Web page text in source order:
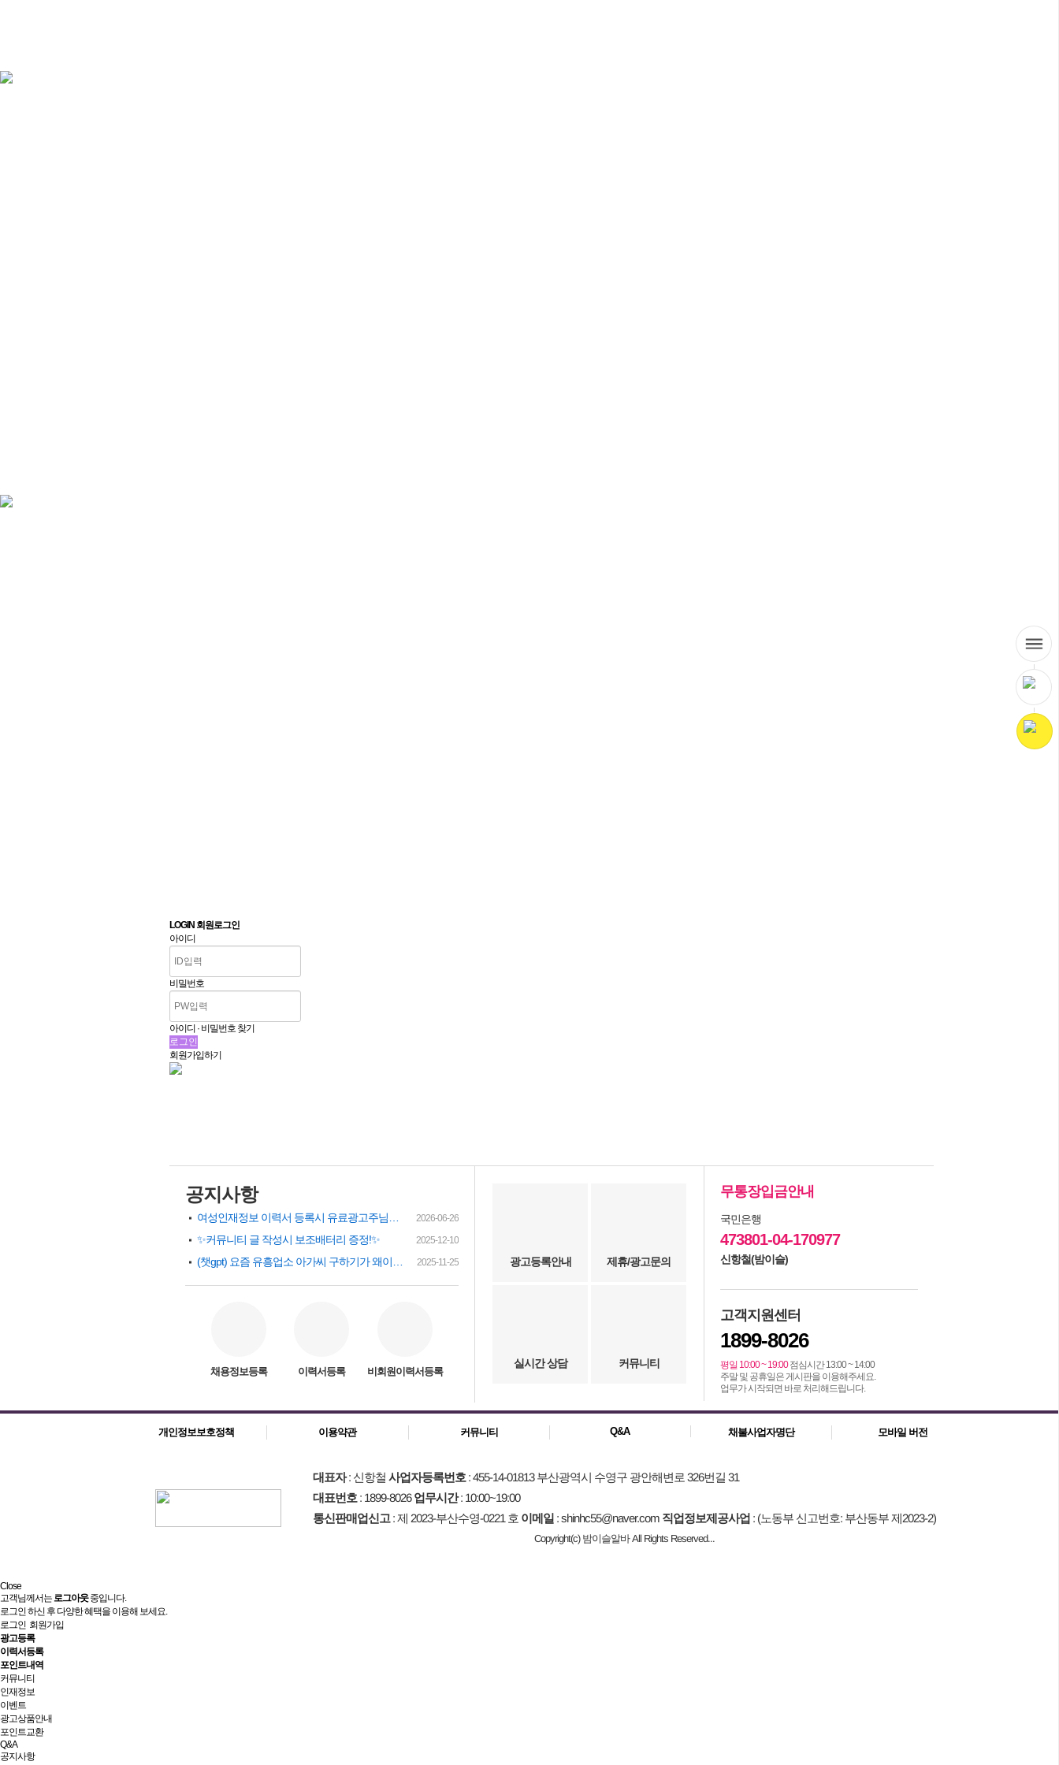
LOGIN 회원로그인
아이디
비밀번호
아이디 · 비밀번호 찾기
회원가입하기
공지사항
2026-06-26
✨커뮤니티 글 작성시 보조배터리 증정!✨ 2025-12-10
2025-11-25
채용정보등록 이력서등록 비회원이력서등록
광고등록안내 제휴/광고문의
실시간 상담 커뮤니티
무통장입금안내
국민은행
473801-04-170977
신항철(밤이슬)
고객지원센터
1899-8026
평일 10:00 ~ 19:00점심시간 13:00 ~ 14:00
주말 및 공휴일은 게시판을 이용해주세요.
업무가 시작되면 바로 처리해드립니다.
개인정보보호정책 이용약관 커뮤니티 Q&A 채불사업자명단 모바일 버전
대표자: 신항철사업자등록번호 : 455-14-01813 부산광역시 수영구 광안해변로 326번길 31
대표번호 : 1899-8026업무시간: 10:00~19:00
통신판매업신고: 제 2023-부산수영-0221 호 이메일 : shinhc55@naver.com 직업정보제공사업 : (노동부 신고번호: 부산동부 제2023-2)
Copyright(c) 밤이슬알바 All Rights Reserved...
Close
고객님께서는로그아웃중입니다.
로그인 하신 후 다양한 혜택을 이용해 보세요.
로그인 회원가입
광고등록
이력서등록
포인트내역
커뮤니티
인재정보
이벤트
광고상품안내
포인트교환
Q&A
공지사항